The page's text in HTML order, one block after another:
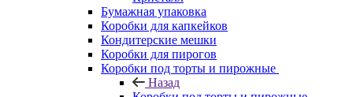
Бумажная упаковка
Коробки для капкейков
Кондитерские мешки
Коробки для пирогов
Коробки под торты и пирожные
Назад